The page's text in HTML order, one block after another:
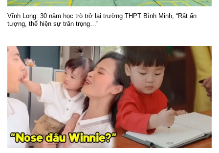
Vĩnh Long: 30 năm học trò trở lại trường THPT Bình Minh, “Rất ấn
tượng, thể hiện sự trân trọng…”